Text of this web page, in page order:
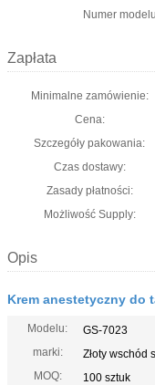
Numer
Zapłata
Minimalne zamówienie:
Cena:
Szczegóły pakowania:
Czas dostawy:
Zasady płatności:
Możliwość Supply:
Opis
Krem anestetyczny do
Modelu:
GS-7023
marki:
Złoty wschód
MOQ:
100 sztuk